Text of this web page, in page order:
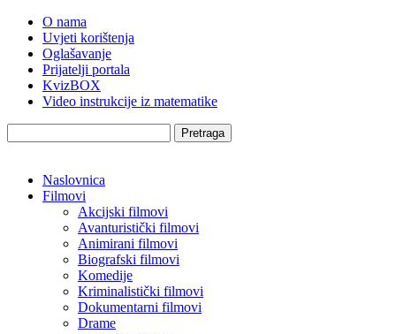
O nama
Uvjeti korištenja
Oglašavanje
Prijatelji portala
KvizBOX
Video instrukcije iz matematike
Pretraga
Naslovnica
Filmovi
Akcijski filmovi
Avanturistički filmovi
Animirani filmovi
Biografski filmovi
Komedije
Kriminalistički filmovi
Dokumentarni filmovi
Drame